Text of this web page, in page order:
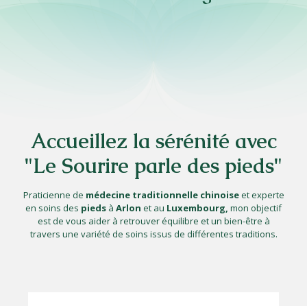
Accueillez la sérénité avec
"Le Sourire parle des pieds"
Praticienne de médecine traditionnelle chinoiseet experte
en soins des pieds à Arlon et au Luxembourg, mon objectif
est de vous aider à retrouver équilibre et un bien-être à
travers une variété de soins issus de différentes traditions.